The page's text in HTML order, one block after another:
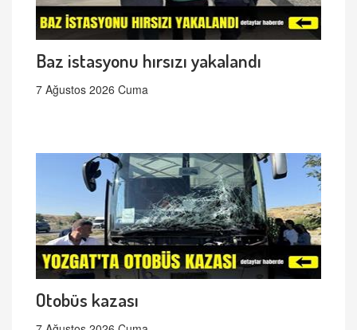
Baz istasyonu hırsızı yakalandı
7 Ağustos 2026 Cuma
Otobüs kazası